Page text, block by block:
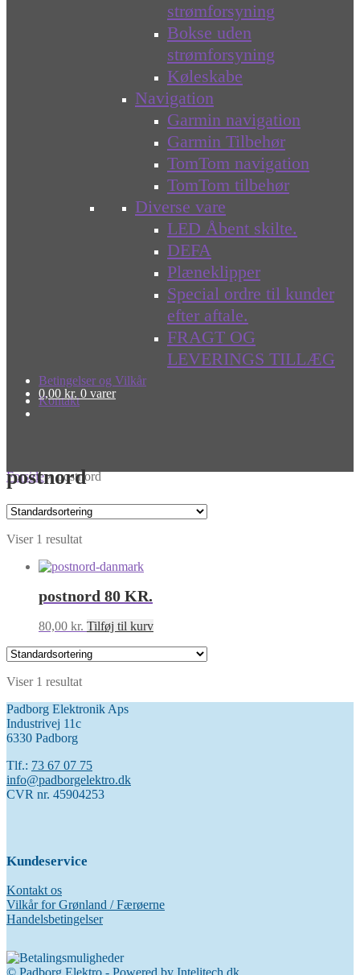
strømforsyning
Bokse uden
strømforsyning
Køleskabe
Navigation
Garmin navigation
Garmin Tilbehør
TomTom navigation
TomTom tilbehør
Diverse vare
LED Åbent skilte.
DEFA
Plæneklipper
Special ordre til kunder
efter aftale.
FRAGT OG
LEVERINGS TILLÆG
Betingelser og Vilkår
Kontakt
0,00 kr. 0 varer
Forside»postnord
postnord
Viser 1 resultat
postnord 80 KR.
80,00 kr. Tilføj til kurv
Viser 1 resultat
Padborg Elektronik Aps
Industrivej 11c
6330 Padborg
Tlf.: 73 67 07 75
info@padborgelektro.dk
CVR nr. 45904253
Kundeservice
Kontakt os
Vilkår for Grønland / Færøerne
Handelsbetingelser
© Padborg Elektro - Powered by Intelitech.dk